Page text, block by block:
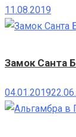
11.08.2019
Замок Санта
04.01.2019